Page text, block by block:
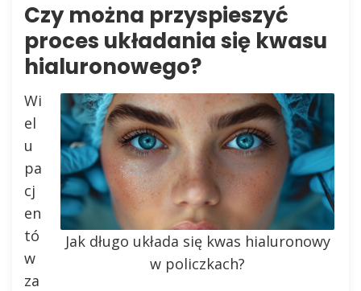
Czy można przyspieszyć
proces układania się kwasu
hialuronowego?
Jak długo układa się kwas hialuronowy
w policzkach?
Wi
el
u
pa
cj
en
tó
w
za